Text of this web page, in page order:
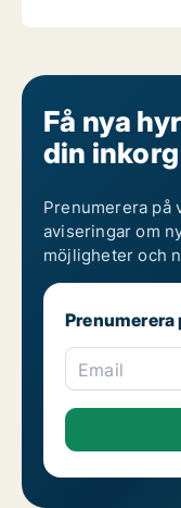
Få nya
din inkorg
Prenumerera på
aviseringar om
möjligheter och
Email